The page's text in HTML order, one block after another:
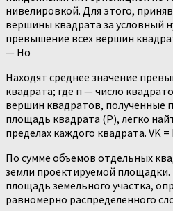
нивелировкой. Для этого,
вершины квадрата за условный
превышение всех вершин
— Но
Находят среднее значение
квадрата; где п — число
вершин квадратов, полученные
площадь квадрата (Р), легко
пределах каждого квадрата. VK =
По сумме объемов отдельных
земли проектируемой
площадь земельного участка,
равномерно распределенного